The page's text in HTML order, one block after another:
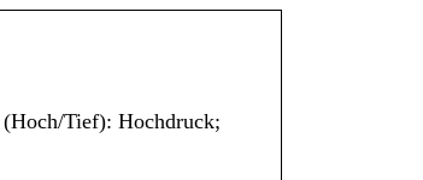
Tief): Hochdruck;